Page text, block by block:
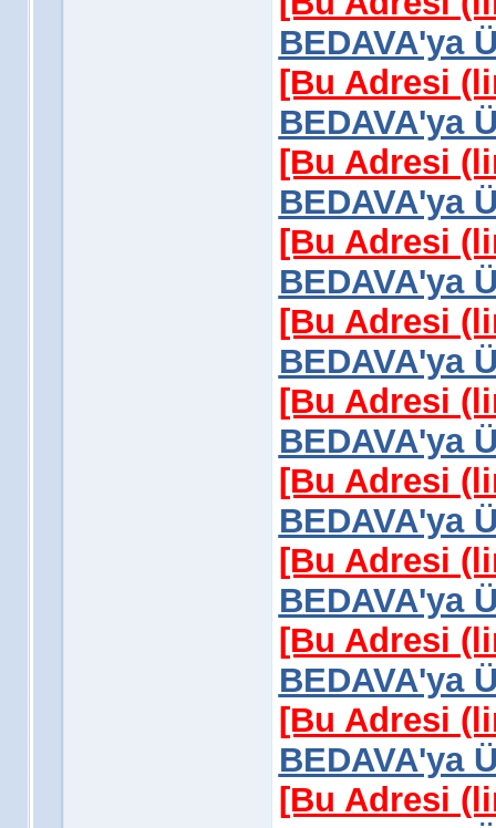
BEDAVA'ya
[Bu Adresi
BEDAVA'ya
[Bu Adresi
BEDAVA'ya
[Bu Adresi
BEDAVA'ya
[Bu Adresi
BEDAVA'ya
[Bu Adresi
BEDAVA'ya
[Bu Adresi
BEDAVA'ya
[Bu Adresi
BEDAVA'ya
[Bu Adresi
BEDAVA'ya
[Bu Adresi
BEDAVA'ya
[Bu Adresi